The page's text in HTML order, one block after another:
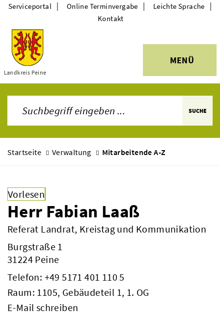
Themen
Landkreis Peine
MENÜ
Serviceportal | Online Terminvergabe | Leichte Sprache |
Kontakt
SUCHE
Startseite Verwaltung Mitarbeitende A-Z
Vorlesen
Herr Fabian Laaß
Referat Landrat, Kreistag und Kommunikation
Burgstraße 1
31224 Peine
Telefon: +49 5171 401 110 5
Raum: 1105, Gebäudeteil 1, 1. OG
E-Mail schreiben